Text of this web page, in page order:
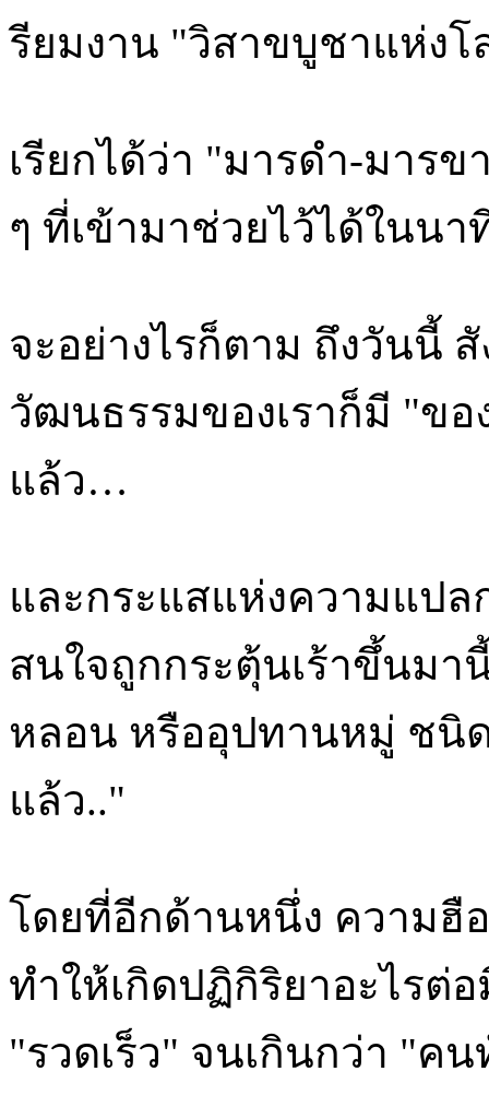
รียมงาน "วิสาขบูชาแห่งโ
เรียกได้ว่า "มารดำ-มารข
ๆ ที่เข้ามาช่วยไว้ได้ในนา
จะอย่างไรก็ตาม ถึงวันนี้
วัฒนธรรมของเราก็มี "ข
แล้ว…
และกระแสแห่งความแป
สนใจถูกกระตุ้นเร้าขึ้นมา
หลอน หรืออุปทานหมู่ ชนิ
แล้ว.."
โดยที่อีกด้านหนึ่ง ความฮื
ทำให้เกิดปฏิกิริยาอะไรต่
"รวดเร็ว" จนเกินกว่า "ค